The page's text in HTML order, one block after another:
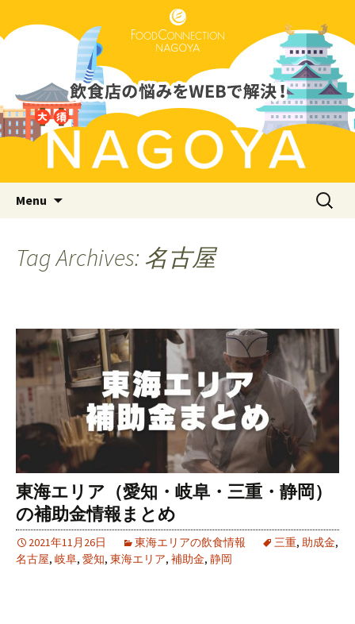
フードコネクション名古屋支店
ブログ
Just another WordPress site
Menu
検
Tag Archives: 名古屋
東海エリア（愛知・岐阜・三重・静岡）
の補助金情報まとめ
2021年11月26日 東海エリアの飲食情報 三重, 助成金,
名古屋, 岐阜, 愛知, 東海エリア, 補助金, 静岡